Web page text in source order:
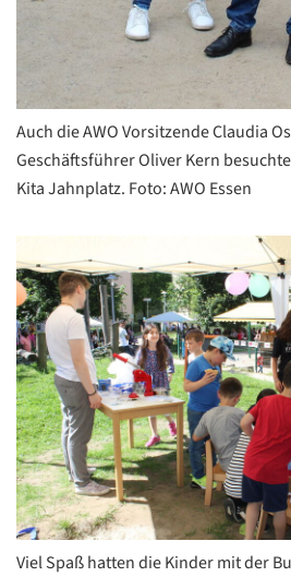
Auch die AWO Vorsitzende Claudia
Geschäftsführer Oliver Kern
Kita Jahnplatz. Foto: AWO Essen
Viel Spaß hatten die Kinder mit der